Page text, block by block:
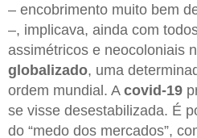
– encobrimento muito bem
–, implicava, ainda com
assimétricos e neocoloniais
globalizado, uma
ordem mundial. A covid-19
se visse desestabilizada. É
do “medo dos mercados”,